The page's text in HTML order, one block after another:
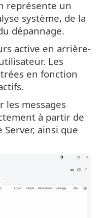
représente un
système, de la
dépannage.
active en arrière-
Les
en fonction
les messages
à partir de
Server, ainsi que